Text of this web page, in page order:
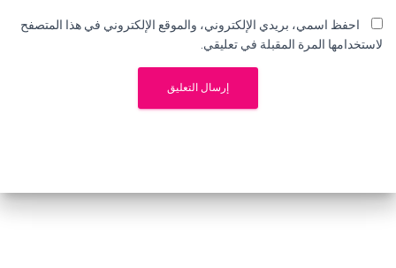
احفظ اسمي، بريدي الإلكتروني، والموقع الإلكتروني في هذا المتصفح
لاستخدامها المرة المقبلة في تعليقي.